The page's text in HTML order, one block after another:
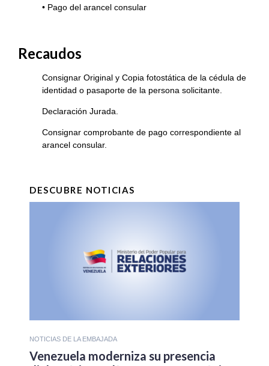
• Pago del arancel consular
Recaudos
Consignar Original y Copia fotostática de la cédula de
identidad o pasaporte de la persona solicitante.
Declaración Jurada.
Consignar comprobante de pago correspondiente al
arancel consular.
DESCUBRE NOTICIAS
NOTICIAS DE LA EMBAJADA
Venezuela moderniza su presencia